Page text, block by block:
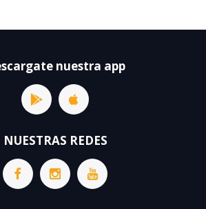
nuestra app
NUESTRAS REDES